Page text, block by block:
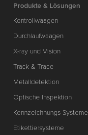
Produkte & Lösungen
Kontrollwaagen
Durchlaufwaagen
X-ray und Vision
Track & Trace
Metalldetektion
Optische Inspektion
Kennzeichnungs-Systeme
Etikettiersysteme